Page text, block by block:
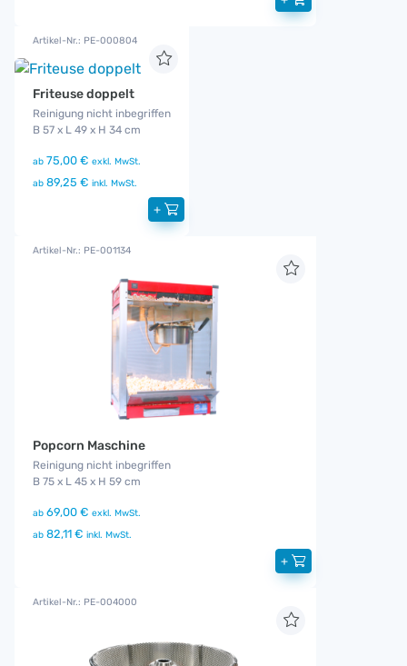
Artikel-Nr.: PE-000804
Friteuse doppelt
Reinigung nicht inbegriffen
B 57 x L 49 x H 34 cm
ab 75,00 € exkl. MwSt.
ab 89,25 € inkl. MwSt.
+
Artikel-Nr.: PE-001134
Popcorn Maschine
Reinigung nicht inbegriffen
B 75 x L 45 x H 59 cm
ab 69,00 € exkl. MwSt.
ab 82,11 € inkl. MwSt.
+
Artikel-Nr.: PE-004000